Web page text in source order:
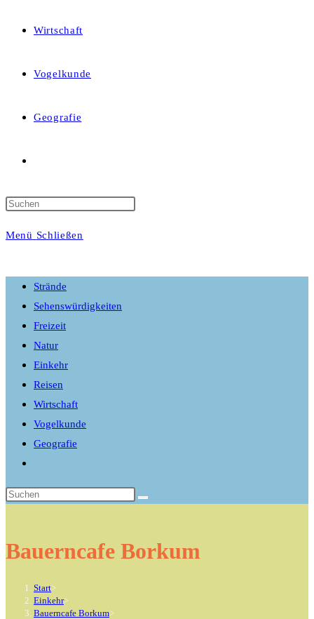
Wirtschaft
Vogelkunde
Geografie
Suche
Menü Schließen
Strände
Sehenswürdigkeiten
Freizeit
Natur
Einkehr
Reisen
Wirtschaft
Vogelkunde
Geografie
umschalten
Bauerncafe Borkum
Start>
Einkehr>
Bauerncafe Borkum>